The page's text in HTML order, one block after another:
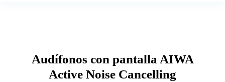
Electrodomesticos
Audífonos con pantalla AIWA
Active Noise Cancelling